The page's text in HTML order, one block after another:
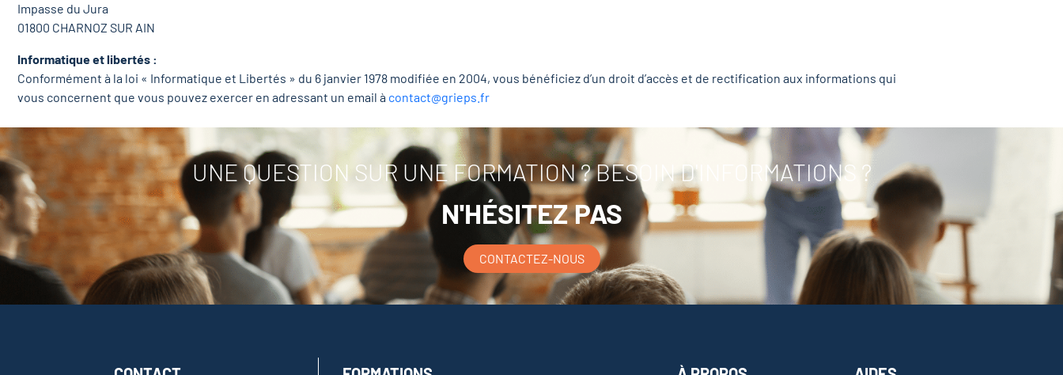
Impasse du Jura
01800 CHARNOZ SUR AIN
Informatique et libertés :
Conformément à la loi « Informatique et Libertés » du 6 janvier 1978 modifiée en 2004, vous bénéficiez d’un droit d’accès et de rectification aux informations qui
vous concernent que vous pouvez exercer en adressant un email à contact@grieps.fr
UNE QUESTION SUR UNE FORMATION ? BESOIN D'INFORMATIONS ?
N'HÉSITEZ PAS
CONTACTEZ-NOUS